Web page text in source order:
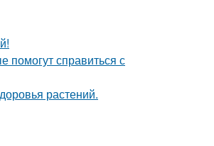
помогут справиться с
растений.